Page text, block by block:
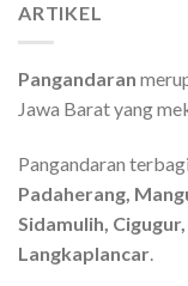
ARTIKEL
Pangandaran
Jawa Barat yang
Pangandaran
Padaherang,
Sidamulih,
Langkaplancar